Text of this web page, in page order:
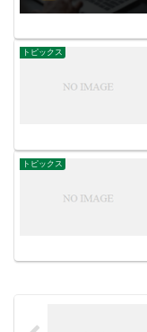
トピックス
トピックス